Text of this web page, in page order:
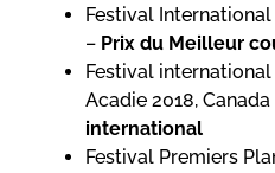
Festival
– Prix du Meilleur
Festival
Acadie 2018, Canada
international
Festival Premiers